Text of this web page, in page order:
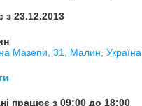
з 23.12.2013
Мазепи, 31, Малин, Україна
працює з 09:00 до 18:00